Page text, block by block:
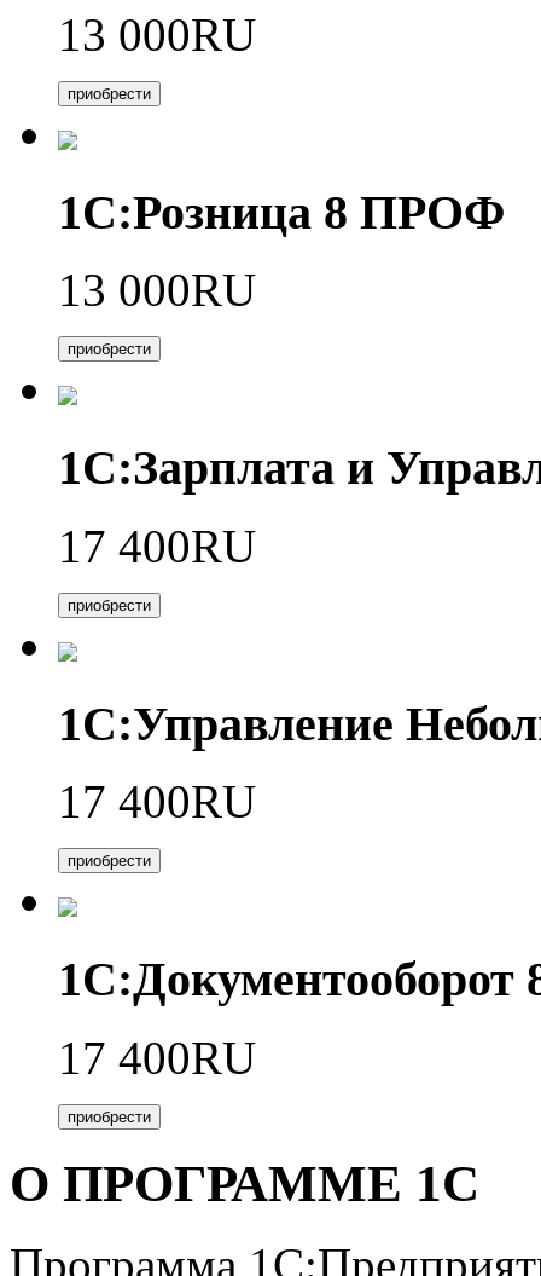
13 000RU
приобрести
1С:Розница 8 ПРОФ
13 000RU
приобрести
1С:Зарплата и
17 400RU
приобрести
1С:Управление
17 400RU
приобрести
17 400RU
приобрести
О ПРОГРАММЕ 1С
Программа